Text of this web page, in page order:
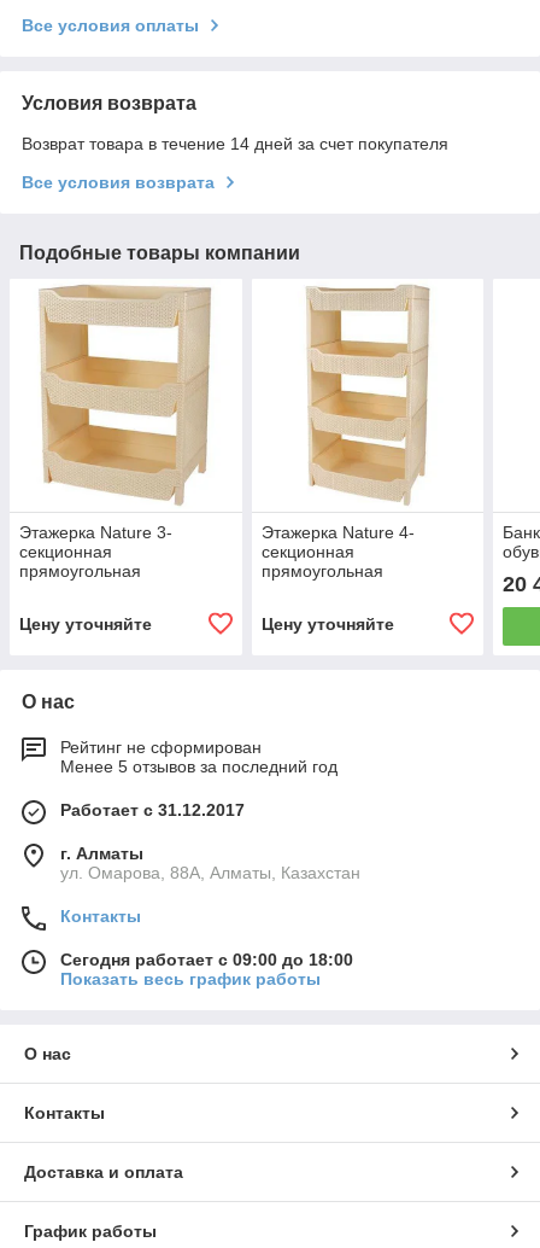
Все условия оплаты
Условия возврата
Возврат товара в течение 14 дней за счет покупателя
Все условия возврата
Подобные товары компании
Этажерка Nature 3-
секционная
прямоугольная
Цену уточняйте
Этажерка Nature 4-
секционная
прямоугольная
Цену уточняйте
20
О нас
Рейтинг не сформирован
Менее 5 отзывов за последний год
Работает с 31.12.2017
г. Алматы
ул. Омарова, 88А, Алматы, Казахстан
Контакты
Сегодня работает с 09:00 до 18:00
Показать весь график работы
О нас
Контакты
Доставка и оплата
График работы